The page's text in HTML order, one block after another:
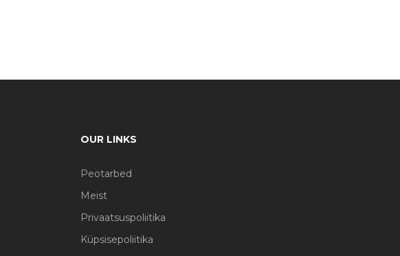
OUR LINKS
Peotarbed
Meist
Privaatsuspoliitika
Küpsisepoliitika